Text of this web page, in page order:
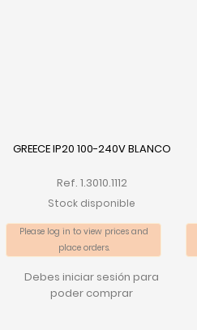
GREECE IP20 100-240V BLANCO
Ref. 1.3010.1112
Stock disponible
Please log in to view prices and
place orders.
Debes iniciar sesión para
poder comprar